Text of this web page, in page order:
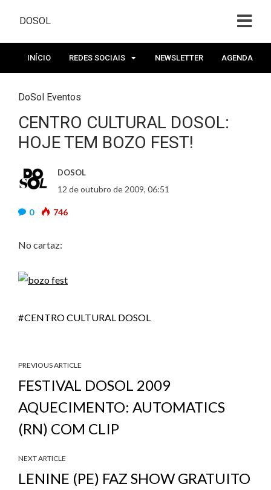
DOSOL
INÍCIO REDES SOCIAIS NEWSLETTER AGENDA
DoSol Eventos
CENTRO CULTURAL DOSOL:
HOJE TEM BOZO FEST!
DOSOL
12 de outubro de 2009, 06:51
0 746
No cartaz:
CENTRO CULTURAL DOSOL
PREVIOUS ARTICLE
FESTIVAL DOSOL 2009
AQUECIMENTO: AUTOMATICS
(RN) COM CLIP
NEXT ARTICLE
LENINE (PE) FAZ SHOW GRATUITO